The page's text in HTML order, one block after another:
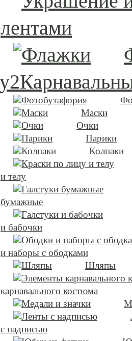
лентами
Маски
Очки
Парики
Колпаки
и телу
бумажные
и бабочки
и наборы с ободками
Шляпы
карнавального костюма
с надписью